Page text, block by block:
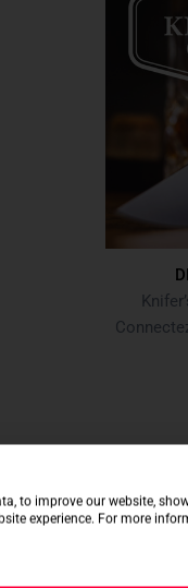
to improve our website,
experience. For more